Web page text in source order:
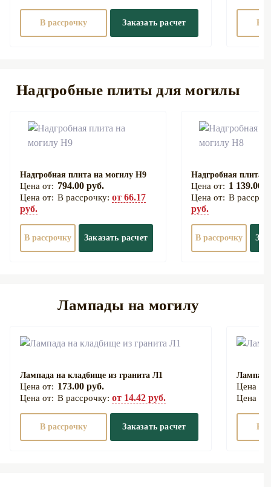
В рассрочку Заказать расчет В
Надгробные плиты для могилы
Надгробная плита на могилу Н9
794.00 руб.
В рассрочку: от 66.17
руб.
В рассрочку Заказать расчет
Надгробная плита
1 139.00
В
руб.
В рассрочку
Лампады на могилу
Лампада на кладбище из гранита Л1
173.00 руб.
В рассрочку: от 14.42 руб.
В рассрочку Заказать расчет В